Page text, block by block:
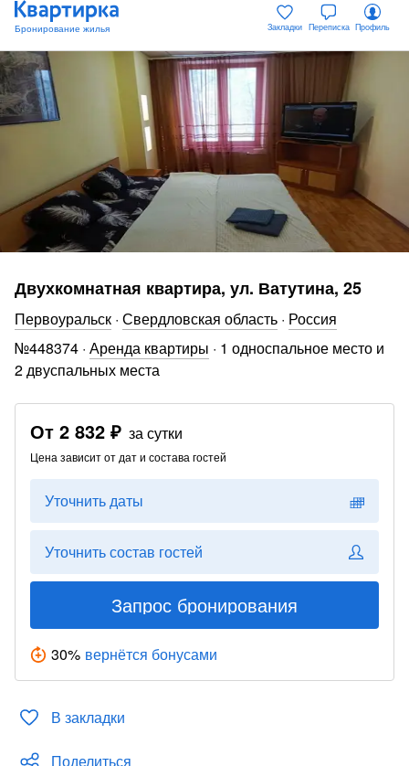
Закладки Переписка Профиль
Двухкомнатная квартира, ул. Ватутина, 25
Первоуральск · Свердловская область · Россия
№448374 · Аренда квартиры · 1 односпальное место и
2 двуспальных места
От 2 832 ₽ за сутки
Цена зависит от дат и состава гостей
Уточнить даты
Уточнить состав гостей
Запрос бронирования
30% вернётся бонусами
В закладки
Поделиться